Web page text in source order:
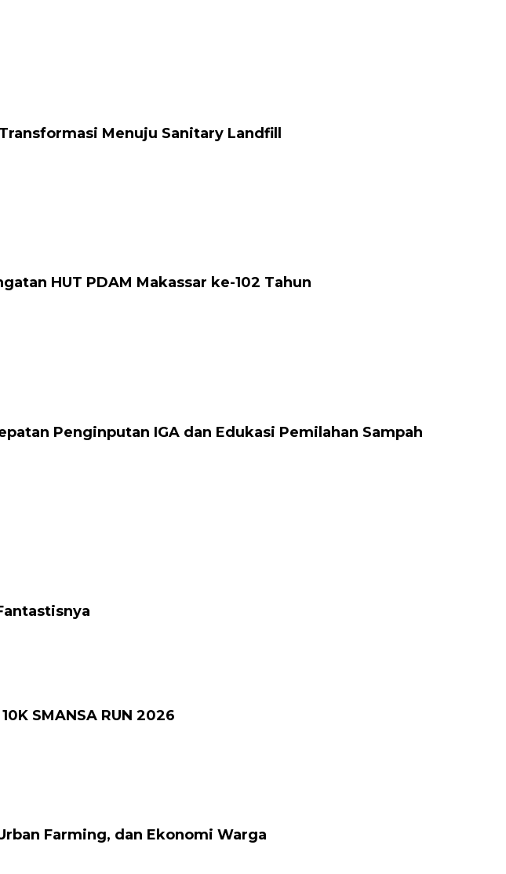
Menuju Sanitary Landfill
HUT PDAM Makassar ke-102 Tahun
Penginputan IGA dan Edukasi Pemilahan Sampah
SMANSA RUN 2026
Farming, dan Ekonomi Warga